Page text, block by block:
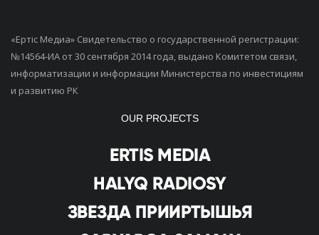
«Ертiс Медиа» Свидетельство о государственной регистрации:
№14564-ИА от 30 сентября 2014 года, выдано Комитетом связи,
информатизации и информации Министерства по инвестициям
и развитию РК
OUR PROJECTS